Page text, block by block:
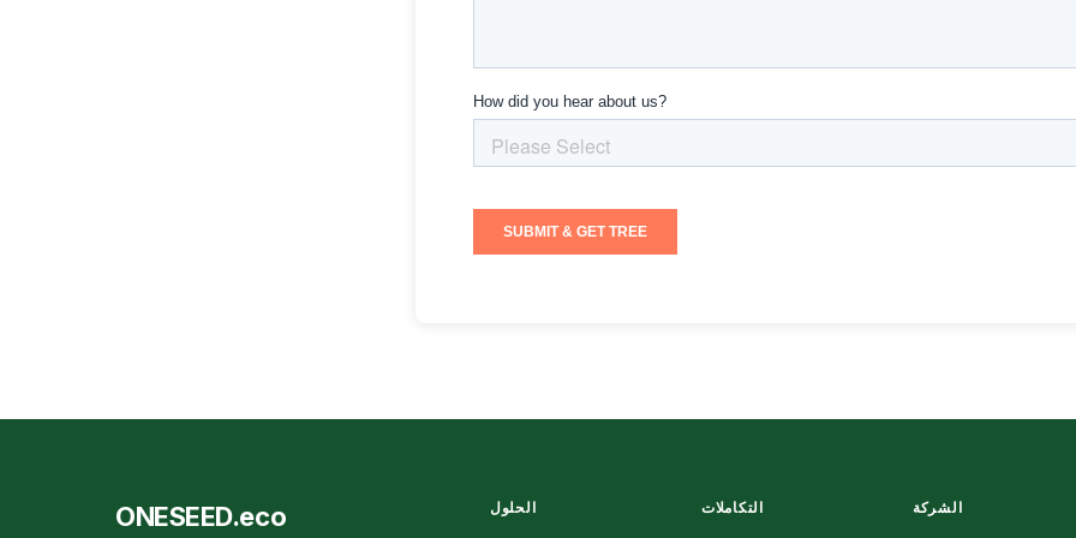
ONESEED.eco الحلول التكاملات الشركة